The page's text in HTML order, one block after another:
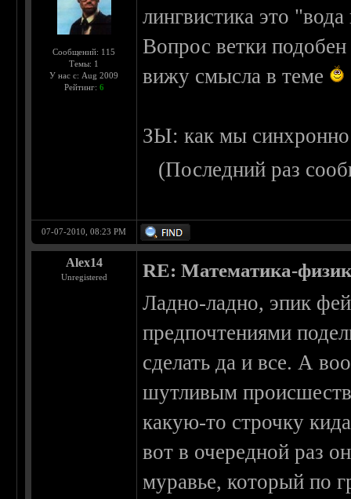
Сообщений: 115
Темы: 1
У нас с: Aug 2009
Рейтинг: 6
лингвистика это
Вопрос ветки
вижу смысла в теме
ЗЫ: как мы синхронно
(Последний раз
07-07-2010, 08:23 PM
Alex14
Unregistered RE: Математика-
Ладно-ладно, эпик
предпочтениями
сделать да и все. А
шутливым
какую-то строчку
вот в очередной раз
муравье, который по